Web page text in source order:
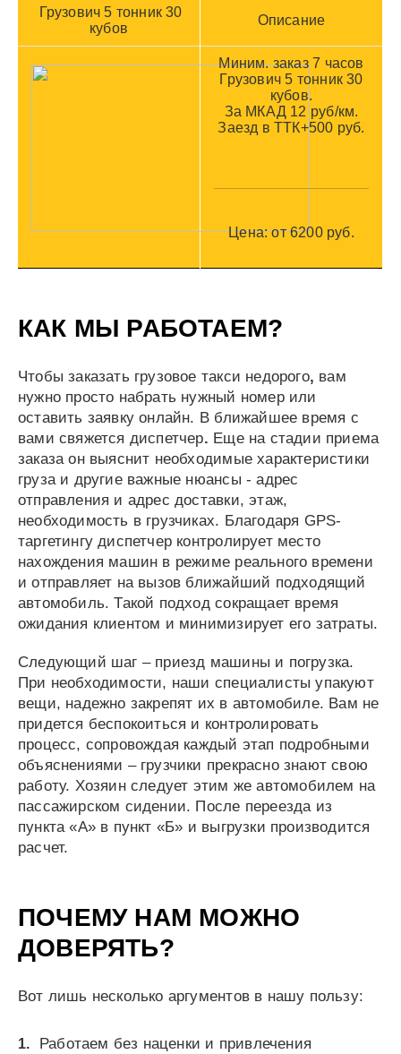
Грузович 5 тонник 30
кубов
Описание
Миним. заказ 7 часов
Грузович 5 тонник 30
кубов.
За МКАД 12 руб/км.
Заезд в ТТК+500 руб.
Цена: от 6200 руб.
КАК МЫ РАБОТАЕМ?
Чтобы заказать грузовое такси недорого, вам
нужно просто набрать нужный номер или
оставить заявку онлайн. В ближайшее время с
вами свяжется диспетчер. Еще на стадии приема
заказа он выяснит необходимые характеристики
груза и другие важные нюансы - адрес
отправления и адрес доставки, этаж,
необходимость в грузчиках. Благодаря GPS-
таргетингу диспетчер контролирует место
нахождения машин в режиме реального времени
и отправляет на вызов ближайший подходящий
автомобиль. Такой подход сокращает время
ожидания клиентом и минимизирует его затраты.
Следующий шаг – приезд машины и погрузка.
При необходимости, наши специалисты упакуют
вещи, надежно закрепят их в автомобиле. Вам не
придется беспокоиться и контролировать
процесс, сопровождая каждый этап подробными
объяснениями – грузчики прекрасно знают свою
работу. Хозяин следует этим же автомобилем на
пассажирском сидении. После переезда из
пункта «А» в пункт «Б» и выгрузки производится
расчет.
ПОЧЕМУ НАМ МОЖНО
ДОВЕРЯТЬ?
Вот лишь несколько аргументов в нашу пользу:
Работаем без наценки и привлечения